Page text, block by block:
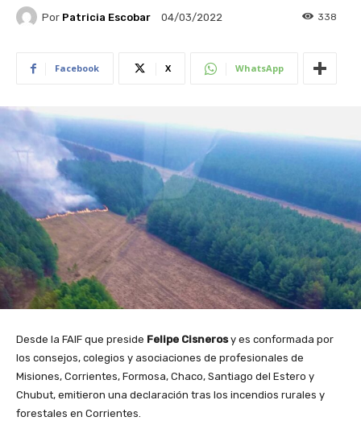
Por Patricia Escobar 04/03/2022 338
Facebook X WhatsApp
Desde la FAIF que preside Felipe Cisnerosy es conformada por
los consejos, colegios y asociaciones de profesionales de
Misiones, Corrientes, Formosa, Chaco, Santiago del Estero y
Chubut, emitieron una declaración tras los incendios rurales y
forestales en Corrientes.